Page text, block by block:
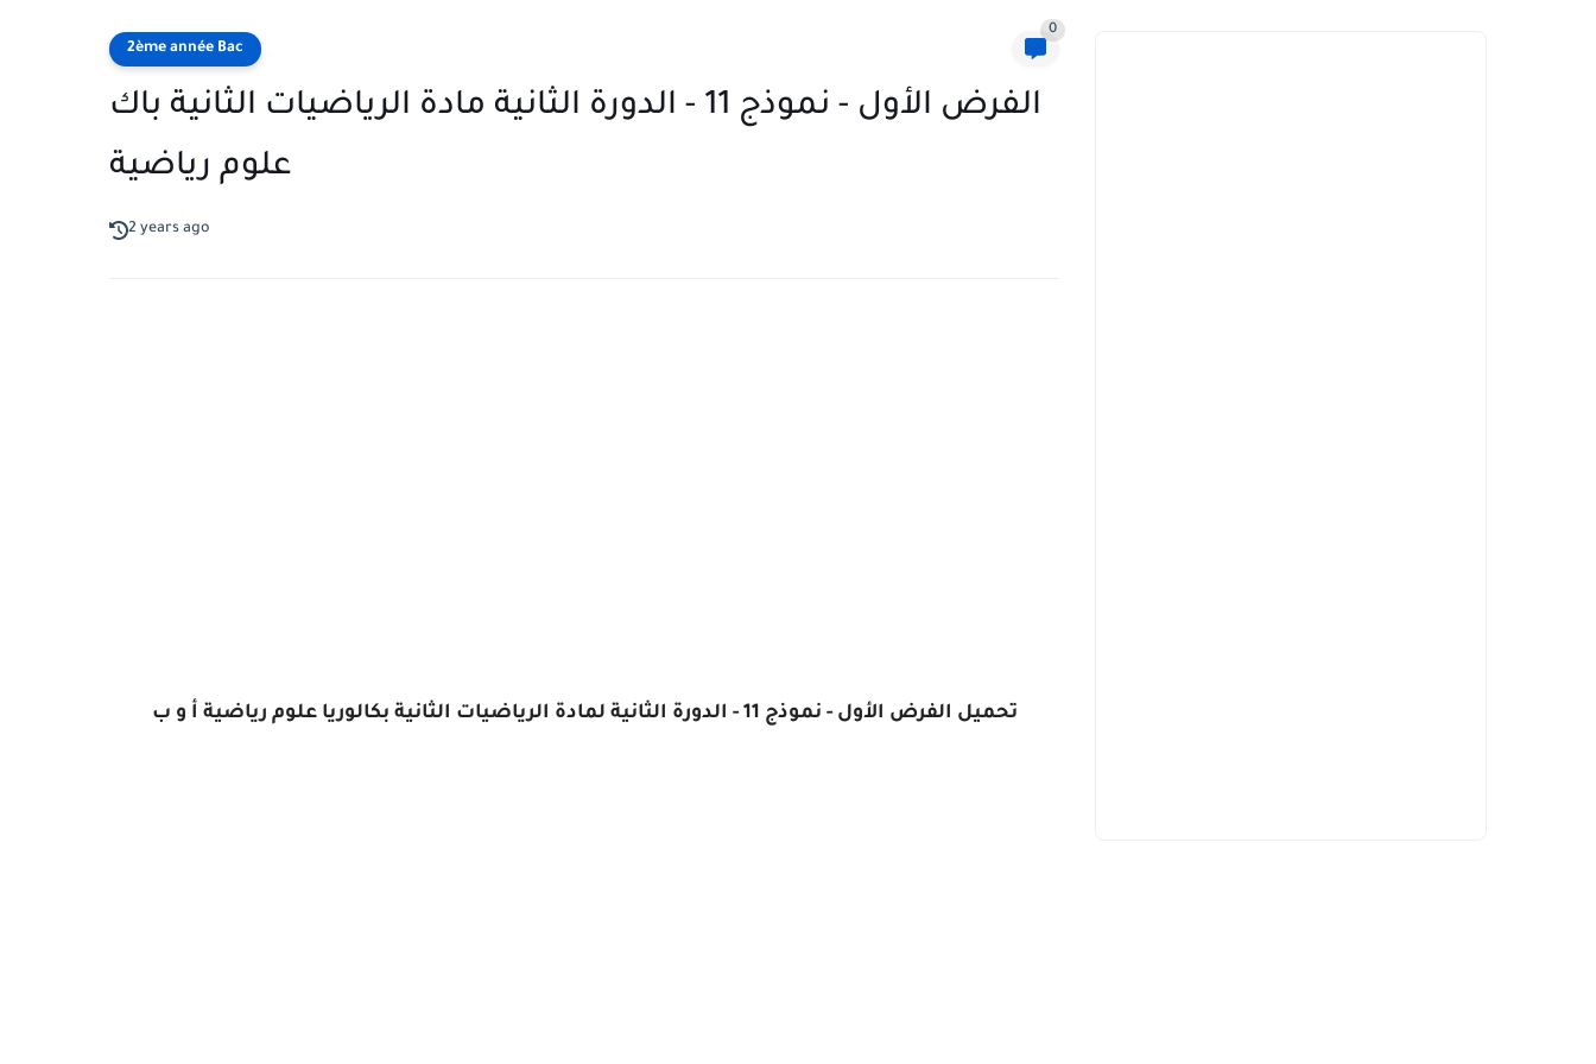
2ème année Bac
0
الفرض الأول - نموذج 11 - الدورة الثانية مادة الرياضيات الثانية باك
علوم رياضية
2 years ago
تحميل الفرض الأول - نموذج 11 - الدورة الثانية لمادة الرياضيات الثانية بكالوريا علوم رياضية أ و ب